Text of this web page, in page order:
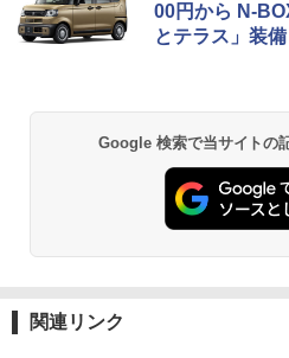
00円から N-
とテラス」装備
Google 検索で当サイトの
関連リンク